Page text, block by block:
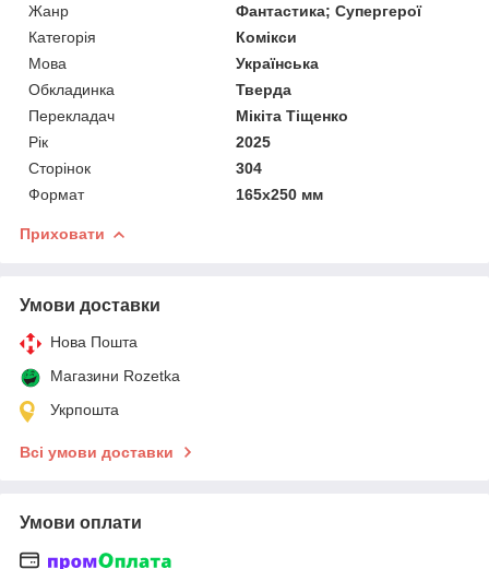
Жанр
Фантастика; Супергерої
Категорія
Комікси
Мова
Українська
Обкладинка
Тверда
Перекладач
Мікіта Тіщенко
Рік
2025
Сторінок
304
Формат
165х250 мм
Приховати
Умови доставки
Нова Пошта
Магазини Rozetka
Укрпошта
Всі умови доставки
Умови оплати